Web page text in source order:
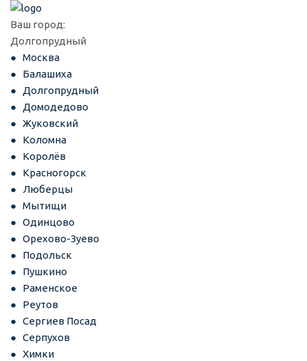
Ваш город:
Долгопрудный
Москва
Балашиха
Долгопрудный
Домодедово
Жуковский
Коломна
Королёв
Красногорск
Люберцы
Мытищи
Одинцово
Орехово-Зуево
Подольск
Пушкино
Раменское
Реутов
Сергиев Посад
Серпухов
Химки